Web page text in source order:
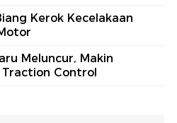
Kerok Kecelakaan
Meluncur, Makin
Control